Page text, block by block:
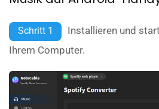
Schritt 1
Installieren und
Ihrem Computer.